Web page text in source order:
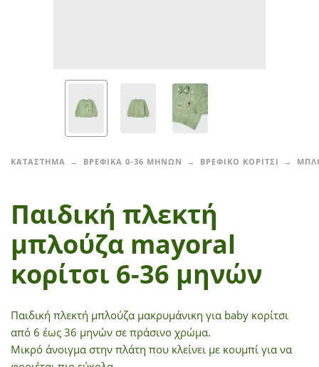
ΚΑΤΑΣΤΗΜΑ ΒΡΕΦΙΚΑ 0-36 ΜΗΝΩΝ ΒΡΕΦΙΚΟ ΚΟΡΙΤΣΙ
Παιδική πλεκτή
μπλούζα mayoral
κορίτσι 6-36 μηνών
Παιδική πλεκτή μπλούζα μακρυμάνικη για baby κορίτσι
από 6 έως 36 μηνών σε πράσινο χρώμα.
Μικρό άνοιγμα στην πλάτη που κλείνει με κουμπί για να